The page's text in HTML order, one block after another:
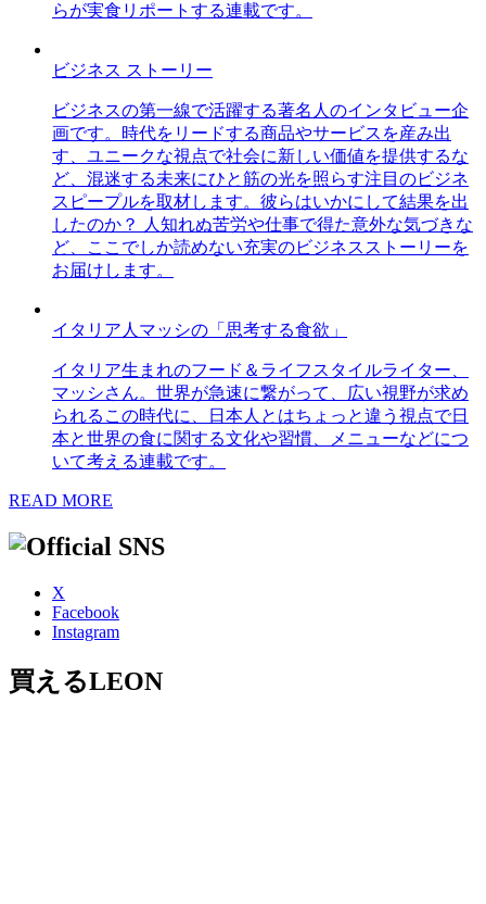
らが実食リポートする連載です。
ビジネス ストーリー
ビジネスの第一線で活躍する著名人のインタビュー企
画です。時代をリードする商品やサービスを産み出
す、ユニークな視点で社会に新しい価値を提供するな
ど、混迷する未来にひと筋の光を照らす注目のビジネ
スピープルを取材します。彼らはいかにして結果を出
したのか？ 人知れぬ苦労や仕事で得た意外な気づきな
ど、ここでしか読めない充実のビジネスストーリーを
お届けします。
イタリア人マッシの「思考する食欲」
イタリア生まれのフード＆ライフスタイルライター、
マッシさん。世界が急速に繋がって、広い視野が求め
られるこの時代に、日本人とはちょっと違う視点で日
本と世界の食に関する文化や習慣、メニューなどにつ
いて考える連載です。
READ MORE
X
Facebook
Instagram
買えるLEON